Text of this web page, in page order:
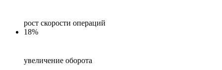
рост скорости операций
18%
увеличение оборота